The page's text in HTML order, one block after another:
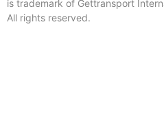
is trademark of Gettransport
All rights reserved.